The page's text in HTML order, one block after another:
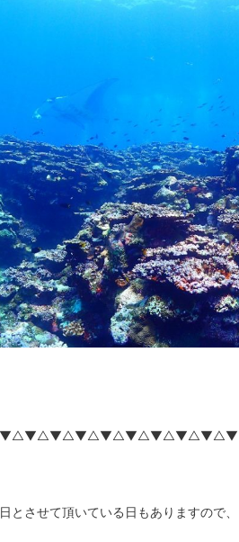
とさせて頂いている日もありますので、